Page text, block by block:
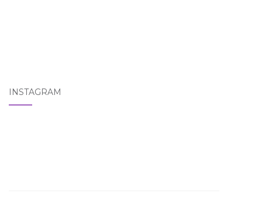
INSTAGRAM